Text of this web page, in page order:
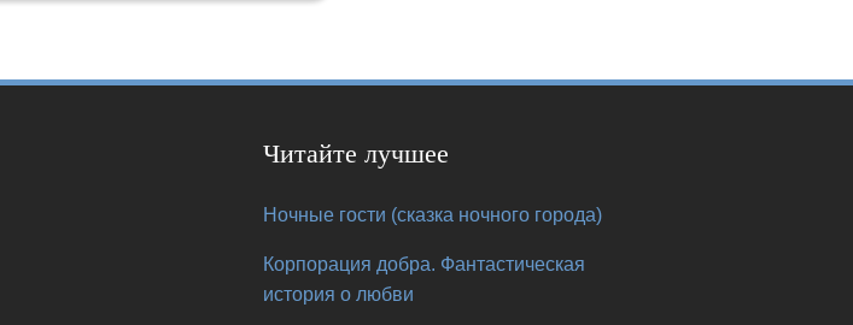
Читайте лучшее
Ночные гости (сказка ночного города)
Корпорация добра. Фантастическая
история о любви